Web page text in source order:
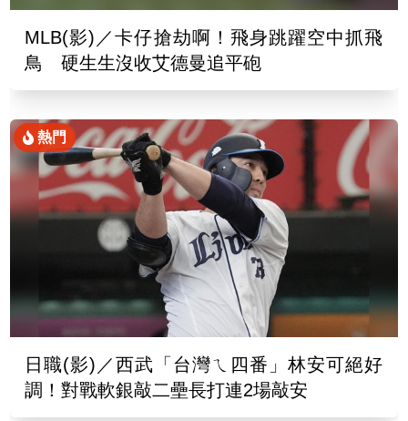
MLB(影)／卡仔搶劫啊！飛身跳躍空中抓飛
鳥 硬生生沒收艾德曼追平砲
熱門
日職(影)／西武「台灣ㄟ四番」林安可絕好
調！對戰軟銀敲二壘長打連2場敲安